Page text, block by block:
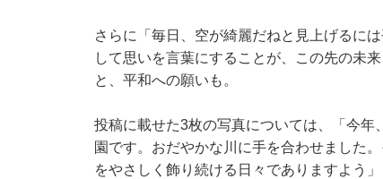
さらに「毎日、空が綺麗だねと見上げるに
して思いを言葉にすることが、この先の未
と、平和への願いも。
投稿に載せた3枚の写真については、「今
園です。おだやかな川に手を合わせました
をやさしく飾り続ける日々でありますよう